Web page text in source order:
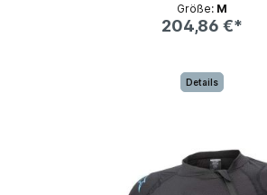
Größe: M
204,86 €*
Details